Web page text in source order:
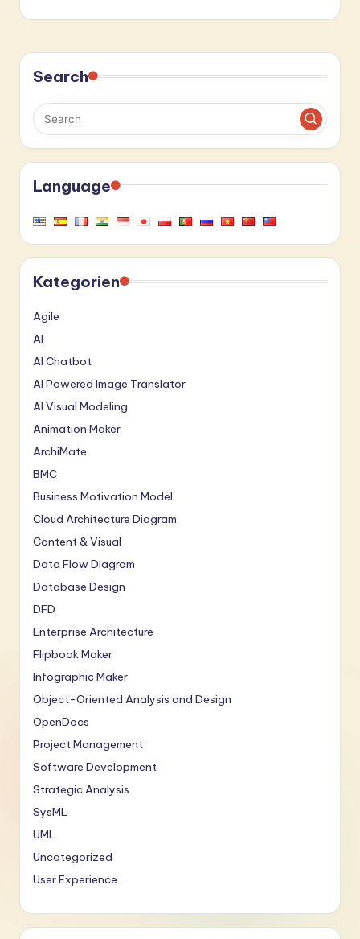
Search
Language
Kategorien
Agile
AI
AI Chatbot
AI Powered Image Translator
AI Visual Modeling
Animation Maker
ArchiMate
BMC
Business Motivation Model
Cloud Architecture Diagram
Content & Visual
Data Flow Diagram
Database Design
DFD
Enterprise Architecture
Flipbook Maker
Infographic Maker
Object-Oriented Analysis and Design
OpenDocs
Project Management
Software Development
Strategic Analysis
SysML
UML
Uncategorized
User Experience